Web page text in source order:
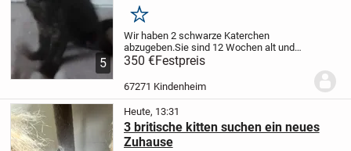
5
Merken
Wir haben 2 schwarze Katerchen
abzugeben.Sie sind 12 Wochen alt und
sofort Abgabebereit.
Mischung aus Norwegischer Waldkatze
und Maine Coon.Die Elterntiere leben in
350 €Festpreis
67271 Kindenheim
Heute, 13:31
3 britische kitten suchen ein neues
Zuhause